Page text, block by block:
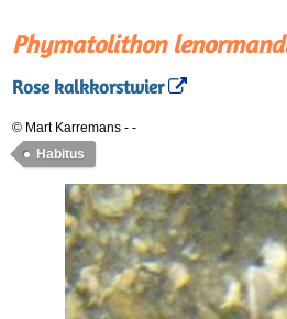
Phymatolithon
Rose kalkkorstwier
© Mart Karremans - -
Habitus